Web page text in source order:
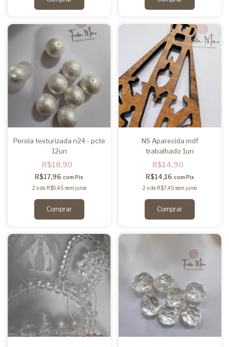
Perola texturizada n24 - pcte
12un
R$18,90
R$17,96com Pix
2 xde R$9,45 sem juros
NS Aparecida mdf
trabalhado 1un
R$14,90
R$14,16 com Pix
2 xde R$7,45 sem juros